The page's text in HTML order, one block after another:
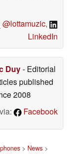
@lottamuzic,
LinkedIn
Duy- Editorial
published
2008
Facebook
> News >